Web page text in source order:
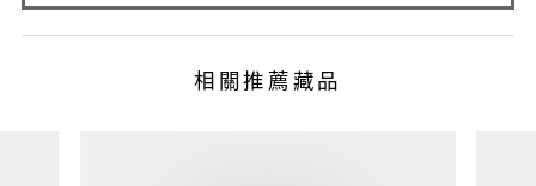
相關推薦藏品